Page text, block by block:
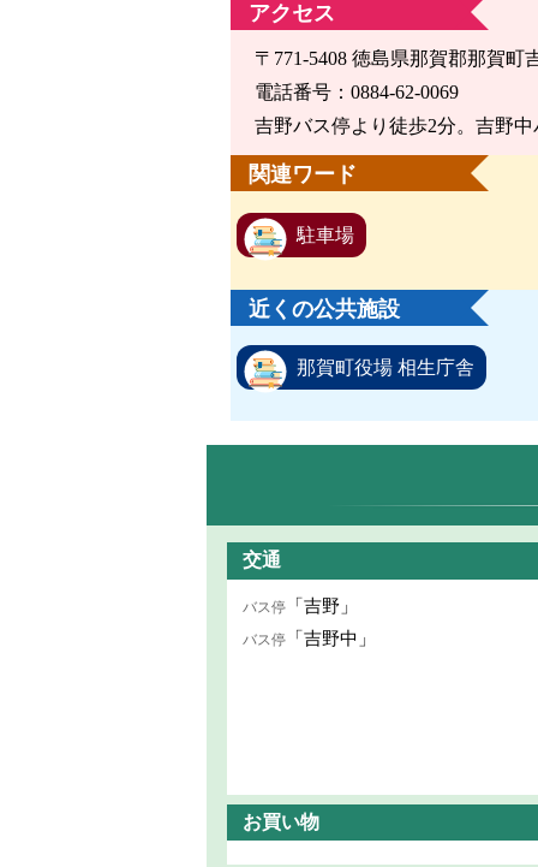
アクセス
〒771-5408 徳島県那賀郡那賀町
電話番号：0884-62-0069
吉野バス停より徒歩2分。吉野
関連ワード
駐車場
近くの公共施設
那賀町役場 相生庁舎
交通
バス停 「吉野」
バス停 「吉野中」
お買い物